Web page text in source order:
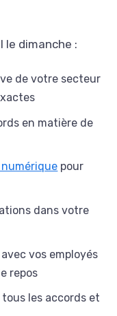
le dimanche :
de votre secteur
en matière de
pour
dans votre
vos employés
repos
les accords et